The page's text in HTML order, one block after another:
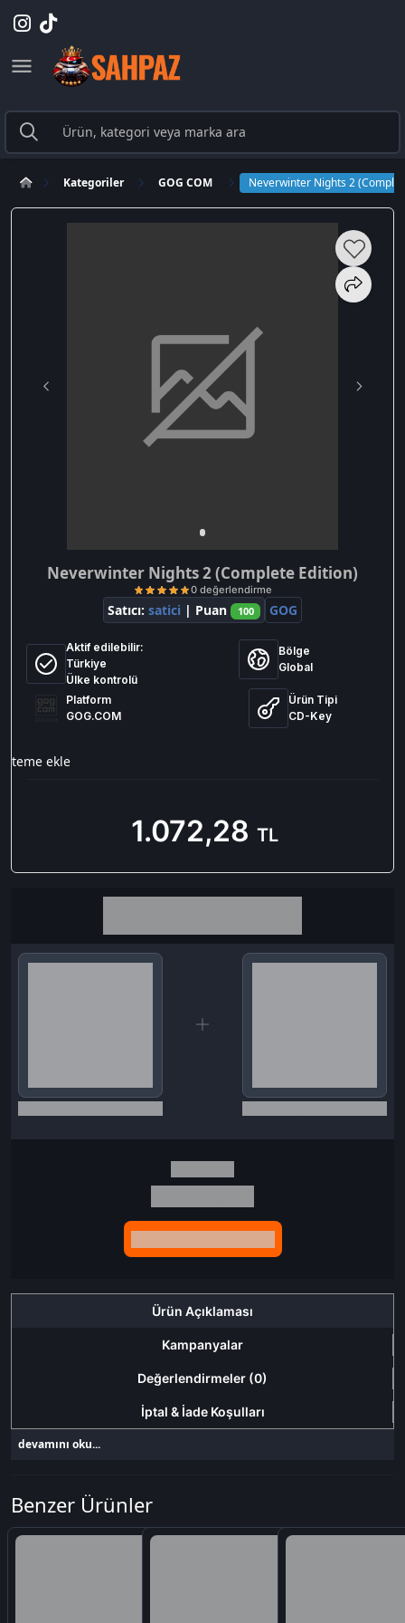
Kategoriler GOG COM Neverwinter Nights 2
Neverwinter Nights 2 (Complete Edition)
Satıcı:satici | Puan 100 GOG
Aktif edilebilir:
Türkiye
Ülke kontrolü
Bölge
Global
Platform
GOG.COM
Ürün Tipi
CD-Key
ekle
1.072,28 TL
Ürün Açıklaması
Kampanyalar
Değerlendirmeler (0)
İptal & İade Koşulları
devamını oku...
Benzer Ürünler